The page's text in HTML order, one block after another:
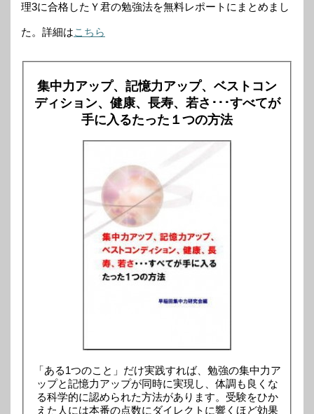
理3に合格したＹ君の勉強法を無料レポートにまとめまし
た。詳細はこちら
集中力アップ、記憶力アップ、ベストコン
ディション、健康、長寿、若さ･･･すべてが
手に入るたった１つの方法
「ある1つのこと」だけ実践すれば、勉強の集中力ア
ップと記憶力アップが同時に実現し、体調も良くな
る科学的に認められた方法があります。受験をひか
えた人には本番の点数にダイレクトに響くほど効果